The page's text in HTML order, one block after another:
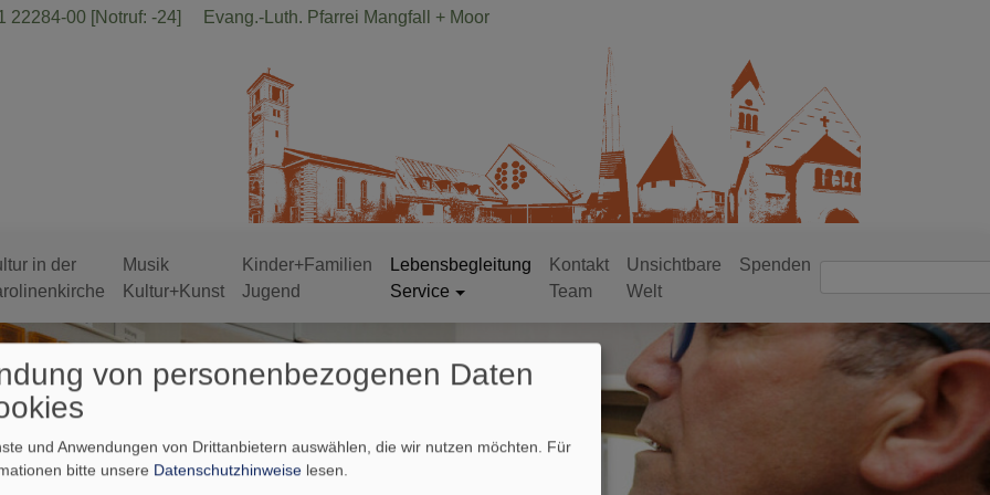
22284-00 [Notruf: -24] Evang.-Luth. Pfarrei Mangfall + Moor
in der
Musik
Kultur+Kunst
Kinder+Familien
Jugend
Lebensbegleitung
Service
Kontakt
Team
Unsichtbare
Welt
SpendenSuche
von personenbezogenen Daten
und Anwendungen von Drittanbietern auswählen, die wir nutzen möchten. Für
bitte unsere Datenschutzhinweise lesen.